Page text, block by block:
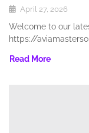
April 27, 2026
Welcome to our
https://
Read More